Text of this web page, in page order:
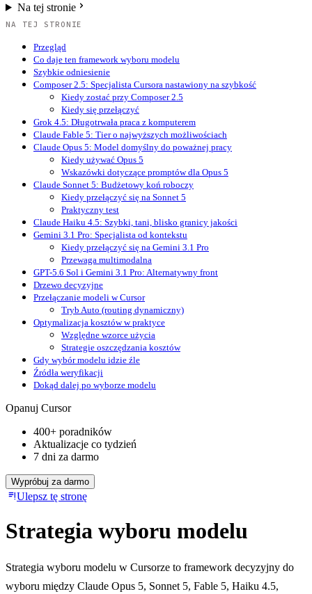
Na tej stronie
NA TEJ STRONIE
Przegląd
Co daje ten framework wyboru modelu
Szybkie odniesienie
Composer 2.5: Specjalista Cursora nastawiony na szybkość
Kiedy zostać przy Composer 2.5
Kiedy się przełączyć
Grok 4.5: Długotrwała praca z komputerem
Claude Fable 5: Tier o najwyższych możliwościach
Claude Opus 5: Model domyślny do poważnej pracy
Kiedy używać Opus 5
Wskazówki dotyczące promptów dla Opus 5
Claude Sonnet 5: Budżetowy koń roboczy
Kiedy przełączyć się na Sonnet 5
Praktyczny test
Claude Haiku 4.5: Szybki, tani, blisko granicy jakości
Gemini 3.1 Pro: Specjalista od kontekstu
Kiedy przełączyć się na Gemini 3.1 Pro
Przewaga multimodalna
GPT-5.6 Sol i Gemini 3.1 Pro: Alternatywny front
Drzewo decyzyjne
Przełączanie modeli w Cursor
Tryb Auto (routing dynamiczny)
Optymalizacja kosztów w praktyce
Względne wzorce użycia
Strategie oszczędzania kosztów
Gdy wybór modelu idzie źle
Źródła weryfikacji
Dokąd dalej po wyborze modelu
Opanuj Cursor
400+ poradników
Aktualizacje co tydzień
7 dni za darmo
Wypróbuj za darmo
Ulepsz tę stronę
Strategia wyboru modelu
Strategia wyboru modelu w Cursorze to framework decyzyjny do
wyboru między Claude Opus 5, Sonnet 5, Fable 5, Haiku 4.5,